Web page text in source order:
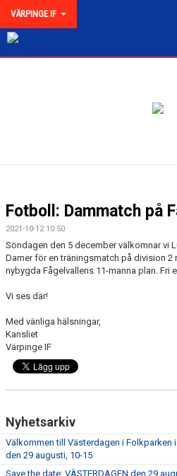
VÄRPINGE IF
KLUBBKOLLEKTION
Fotboll: Dammatch på
2021-10-12 10:50
Söndagen den 5 december välkomnar vi
Damer för en träningsmatch på division 2
nybygda Fågelvallens 11-manna plan. Fri
Vi ses där!
Med vänliga hälsningar,
Kansliet
Värpinge IF
Nyhetsarkiv
Välkommen till Västerdagen i Folkparken
den 29 augusti, 10-15
Save the date: VÄSTERDAGEN den 29